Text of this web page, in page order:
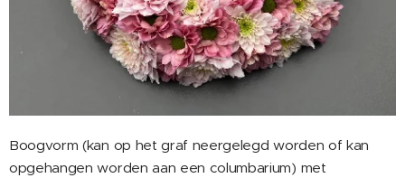
Boogvorm (kan op het graf neergelegd worden of kan
opgehangen worden aan een columbarium) met